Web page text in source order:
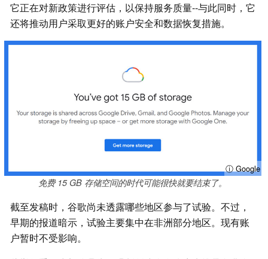
它正在对新政策进行评估，以保持服务质量--与此同时，它
还将推动用户采取更好的账户安全和数据恢复措施。
ⓘ Google
免费 15 GB 存储空间的时代可能很快就要结束了。
截至发稿时，谷歌尚未透露哪些地区参与了试验。不过，
早期的报道暗示，试验主要集中在非洲部分地区。现有账
户暂时不受影响。